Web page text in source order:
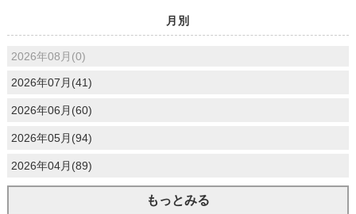
月別
2026年08月(0)
2026年07月(41)
2026年06月(60)
2026年05月(94)
2026年04月(89)
もっとみる